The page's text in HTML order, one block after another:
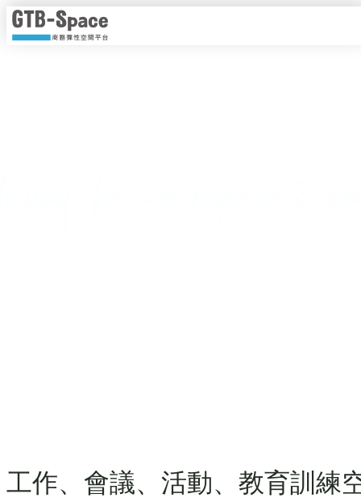
工作、會議、活動、教育訓練